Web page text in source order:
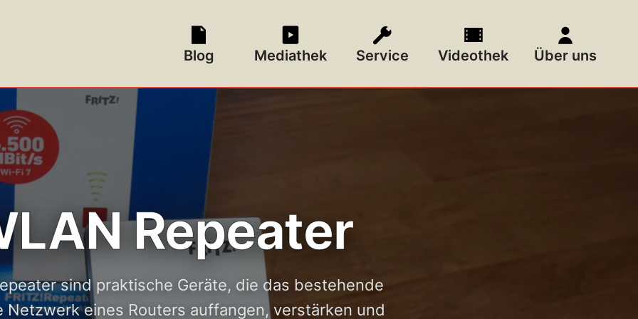
Blog Mediathek Service Videothek Über uns
Repeater
sind praktische Geräte, die das bestehende
Netzwerk eines Routers auffangen, verstärken und